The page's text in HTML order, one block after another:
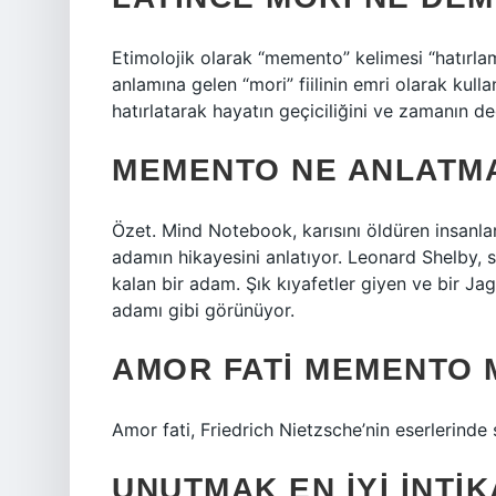
Etimolojik olarak “memento” kelimesi
anlamına gelen “mori” fiilinin emri olarak
hatırlatarak hayatın geçiciliğini ve zamanın
MEMENTO NE
Özet. Mind Notebook, karısını öldüren
adamın hikayesini anlatıyor. Leonard
kalan bir adam. Şık kıyafetler giyen ve bir
adamı gibi görünüyor.
AMOR FATI MEMENTO
Amor fati, Friedrich Nietzsche’nin eserlerinde
UNUTMAK EN IYI